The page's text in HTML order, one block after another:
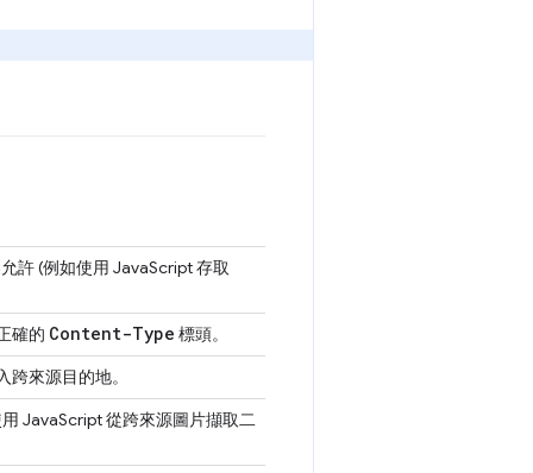
許 (例如使用 JavaScript 存取
確的 Content-Type 標頭。
來源目的地。
JavaScript 從跨來源圖片擷取二